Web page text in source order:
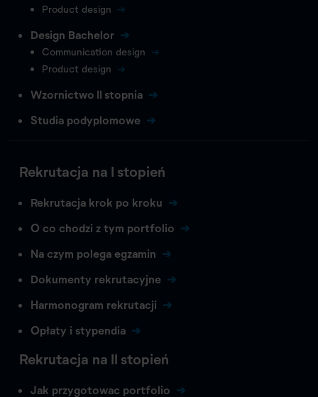
Product design
Design Bachelor
Communication design
Product design
Wzornictwo II stopnia
Studia podyplomowe
Rekrutacja na I stopień
Rekrutacja krok po kroku
O co chodzi z tym portfolio
Na czym polega egzamin
Dokumenty rekrutacyjne
Harmonogram rekrutacji
Opłaty i stypendia
Rekrutacja na II stopień
Jak przygotowac portfolio